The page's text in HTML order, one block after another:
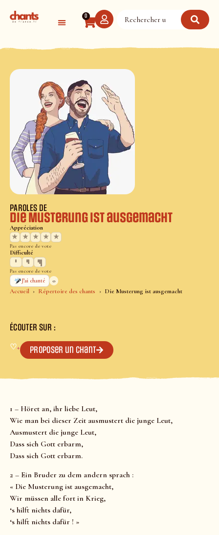
0
Accueil Répertoire des chants Die Musterung ist ausgemacht
PAROLES DE
Die Musterung ist ausgemacht
Appréciation
★
★ ★ ★ ★
Pas encore de vote
Difficulté
Pas encore de vote
J’ai chanté
0
ÉCOUTER SUR :
♡+ Proposer un chant
1 – Höret an, ihr liebe Leut,
Wie man bei dieser Zeit ausmustert die junge Leut,
Ausmustert die junge Leut,
Dass sich Gott erbarm,
Dass sich Gott erbarm.
2 – Ein Bruder zu dem andern sprach :
« Die Musterung ist ausgemacht,
Wir müssen alle fort in Krieg,
‘s hilft nichts dafür,
‘s hilft nichts dafür ! »